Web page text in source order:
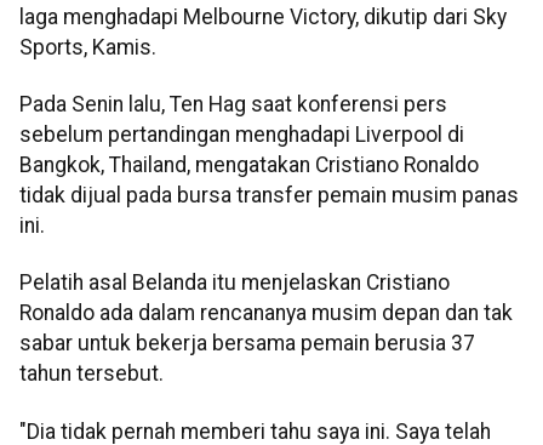
laga menghadapi Melbourne Victory, dikutip dari Sky
Sports, Kamis.
Pada Senin lalu, Ten Hag saat konferensi pers
sebelum pertandingan menghadapi Liverpool di
Bangkok, Thailand, mengatakan Cristiano Ronaldo
tidak dijual pada bursa transfer pemain musim panas
ini.
Pelatih asal Belanda itu menjelaskan Cristiano
Ronaldo ada dalam rencananya musim depan dan tak
sabar untuk bekerja bersama pemain berusia 37
tahun tersebut.
"Dia tidak pernah memberi tahu saya ini. Saya telah